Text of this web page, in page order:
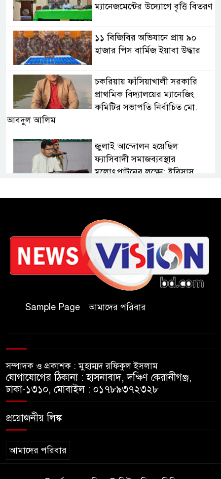
ম্যানেজমেন্টের উদ্যোগে বৃত্তি বিতরণ
১১ বিজিবির অভিযানে প্রায় ৯০
হাজার পিস বার্মিজ ইয়াবা উদ্ধার
চকরিয়ায় ফাঁসিয়াখালী সরকারি
প্রাথমিক বিদ্যালয়ের ম্যানেজিং
কমিটির সভাপতি নির্বাচিত মো.
আবদুল আলিম
জুলাই আন্দোলন হয়েছিল
ফ্যাসিবাদী সমাজব্যবস্থার
মূলোৎপাটনের লক্ষ্যে; ইবিসাস
পালন করছে তানযীমুল উম্মাহ
আলিম মাদ্রাসা
জুলাই গণঅভ্যুত্থান দিবসে কুবি
ছাত্রদলের পরিচ্ছন্নতা ও বৃক্ষরোপণ
কর্মসূচি
ইসলামপুরে ‘জুলাই গণঅভ্যুত্থান
দিবস উপলক্ষ্যে আলোচনা সভা ও
সংবর্ধনা অনুষ্ঠান অনুষ্ঠিত
Sample Page আমাদের পরিবার
সম্পাদক ও প্রকাশক : মুহাম্মদ রফিকুল ইসলাম
যোগাযোগের ঠিকানা : হাসনাবাদ, দক্ষিণ কেরানীগঞ্জ,
ঢাকা-১৩১০, মোবাইল : ০১৭৮৯৩৭২৩২৮
প্রয়োজনীয় লিঙ্ক
আমাদের পরিবার